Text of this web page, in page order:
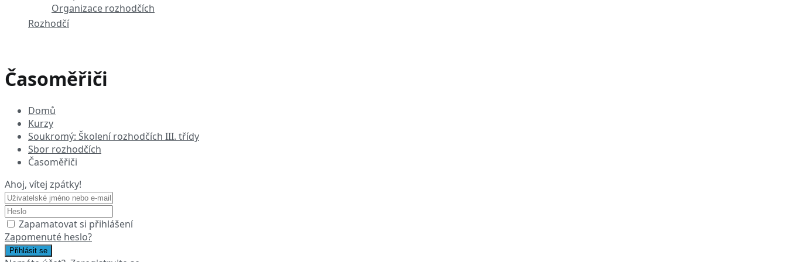
Organizace rozhodčích
Rozhodčí
Časoměřiči
Domů
Kurzy
Soukromý: Školení rozhodčích III. třídy
Sbor rozhodčích
Časoměřiči
Ahoj, vítej zpátky!
Zapamatovat si přihlášení
Zapomenuté heslo?
Přihlásit se